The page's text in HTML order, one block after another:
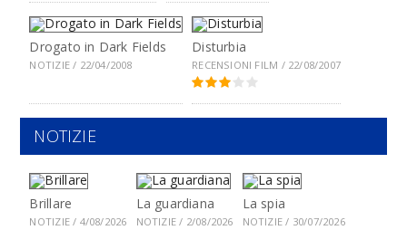
Drogato in Dark Fields
NOTIZIE / 22/04/2008
Disturbia
RECENSIONI FILM / 22/08/2007
NOTIZIE
Brillare
NOTIZIE / 4/08/2026
La guardiana
NOTIZIE / 2/08/2026
La spia
NOTIZIE / 30/07/2026